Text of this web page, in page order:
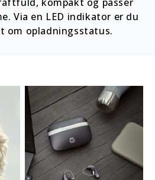
Via en LED indikator er du
om opladningsstatus.